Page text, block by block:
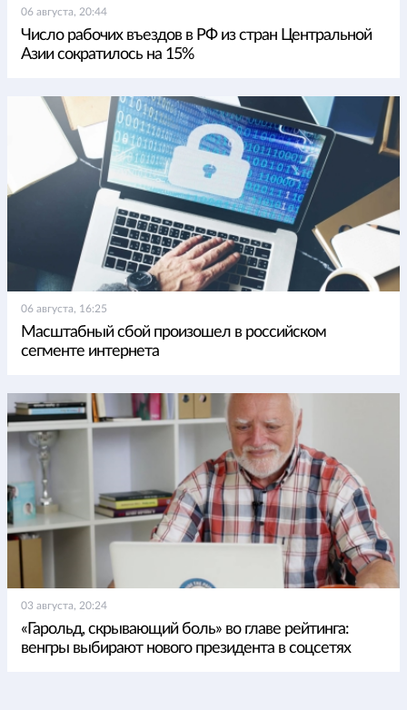
06 августа, 20:44
Число рабочих въездов в РФ из стран Центральной
Азии сократилось на 15%
06 августа, 16:25
Масштабный сбой произошел в российском
сегменте интернета
03 августа, 20:24
«Гарольд, скрывающий боль» во главе рейтинга:
венгры выбирают нового президента в соцсетях